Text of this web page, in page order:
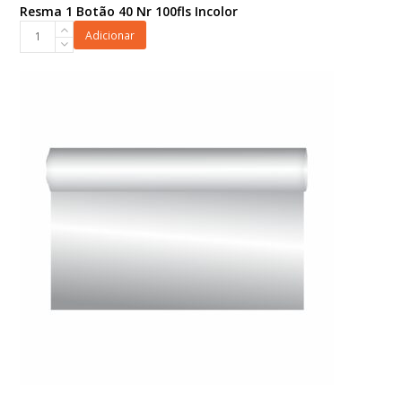
Resma 1 Botão 40 Nr 100fls Incolor
Resma
quantidade
Adicionar